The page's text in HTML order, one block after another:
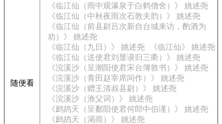
随便看
《临江仙（雨中观瀑泉于白鹤僧舍）》 姚述尧
《临江仙（中秋夜雨次石敦夫韵）》 姚述尧
《临江仙（前县尉吕次新自台城来访，酌酒为
劝）》 姚述尧
《临江仙（九日）》 姚述尧
《临江仙》 姚述尧
《临江仙（送使君刘显谟归三衢）》 姚述尧
《浣溪沙（呈潮阳使君宋台簿敦书）》 姚述尧
《浣溪沙（青田赵宰席间作）》 姚述尧
《浣溪沙（赠王清叔县尉）》 姚述尧
《浣溪沙（渔父词）》 姚述尧
《鹧鸪天（呈鄱阳使君何郎中伯谨）》 姚述尧
《鹧鸪天（渴雨）》 姚述尧